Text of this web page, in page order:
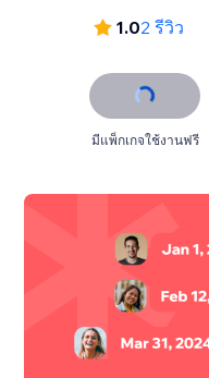
1.02 รีวิว
มีแพ็กเกจใช้งานฟรี